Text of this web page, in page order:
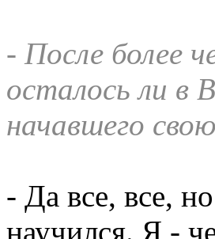
- После более
осталось ли в
начавшего
- Да все, все,
научился. Я -